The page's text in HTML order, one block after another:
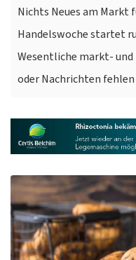
Nichts Neues am Markt
Handelswoche startet
Wesentliche markt-
oder Nachrichten